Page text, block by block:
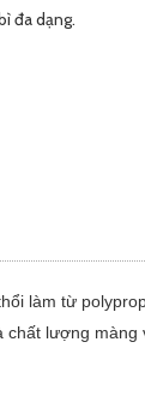
đa dạng.
làm từ
chất lượng màng